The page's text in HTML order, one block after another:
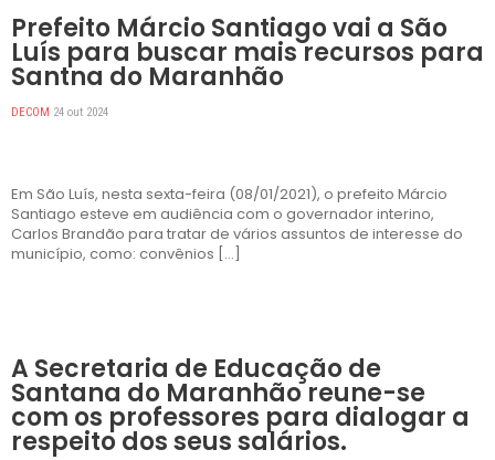
Prefeito Márcio Santiago vai a São
Luís para buscar mais recursos para
Santna do Maranhão
DECOM 24 out 2024
Em São Luís, nesta sexta-feira (08/01/2021), o prefeito Márcio
Santiago esteve em audiência com o governador interino,
Carlos Brandão para tratar de vários assuntos de interesse do
município, como: convênios […]
A Secretaria de Educação de
Santana do Maranhão reune-se
com os professores para dialogar a
respeito dos seus salários.